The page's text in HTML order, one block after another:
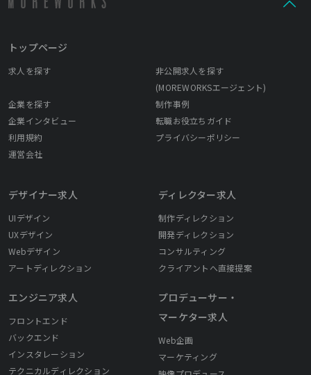
トップページ
求人を探す
非公開求人を探す
(MOREWORKSエージェント)
企業を探す
制作事例
企業インタビュー
転職お役立ちガイド
利用規約
プライバシーポリシー
運営会社
デザイナー求人
UIデザイン
UXデザイン
Webデザイン
アートディレクション
エンジニア求人
フロントエンド
バックエンド
インスタレーション
テクニカルディレクション
ディレクター求人
制作ディレクション
開発ディレクション
コンサルティング
クライアントへ直接提案
プロデューサー・
マーケター求人
Web企画
マーケティング